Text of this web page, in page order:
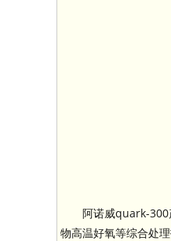
阿诺威quark-300
物高温好氧等综合处